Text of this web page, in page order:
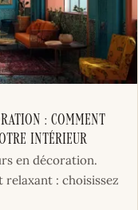
: comment
intérieur
en décoration.
relaxant : choisissez